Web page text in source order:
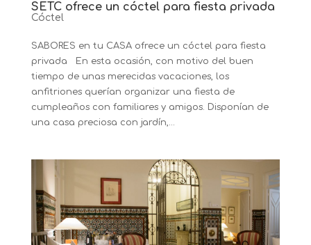
SETC ofrece un cóctel para fiesta privada
Cóctel
SABORES en tu CASA ofrece un cóctel para fiesta
privada En esta ocasión, con motivo del buen
tiempo de unas merecidas vacaciones, los
anfitriones querían organizar una fiesta de
cumpleaños con familiares y amigos. Disponían de
una casa preciosa con jardín,...